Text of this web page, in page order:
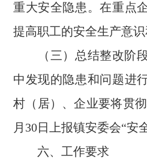
重大安全隐患。在重点
提高职工的安全生产意
（三）总结整改阶段
中发现的隐患和问题进
村（居）、企业要将贯
月30日上报镇安委会“安
六、工作要求